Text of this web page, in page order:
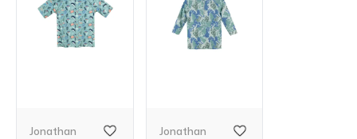
Jonathan Jonathan